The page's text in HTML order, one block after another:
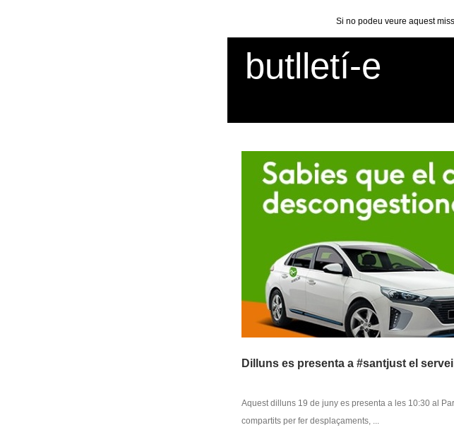
Si no podeu veure aquest
butlletí-e
Dilluns es presenta a #santjust el
Aquest dilluns 19 de juny es presenta a les 10:30 al
compartits per fer desplaçaments, ...